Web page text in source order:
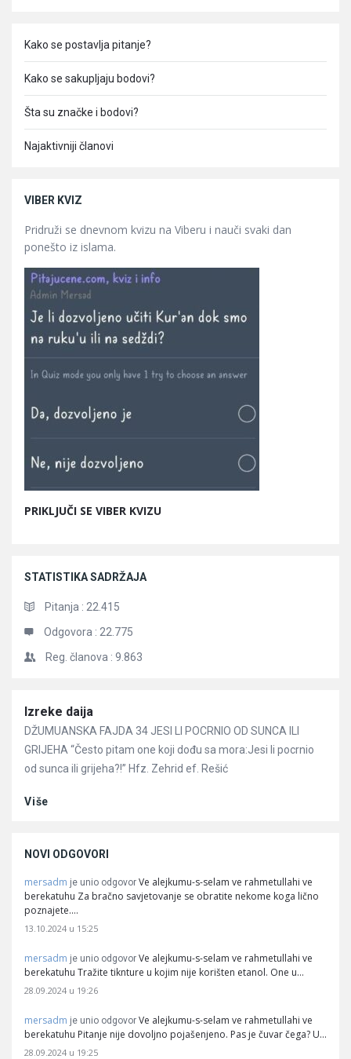
Kako se postavlja pitanje?
Kako se sakupljaju bodovi?
Šta su značke i bodovi?
Najaktivniji članovi
VIBER KVIZ
Pridruži se dnevnom kvizu na Viberu i nauči svaki dan
ponešto iz islama.
PRIKLJUČI SE VIBER KVIZU
STATISTIKA SADRŽAJA
Pitanja : 22.415
Odgovora : 22.775
Reg. članova : 9.863
Članci
Izreke daija
DŽUMUANSKA FAJDA 34 JESI LI POCRNIO OD SUNCA ILI
GRIJEHA “Često pitam one koji dođu sa mora:Jesi li pocrnio
od sunca ili grijeha?!” Hfz. Zehrid ef. Rešić
Više
NOVI ODGOVORI
mersadm je unio odgovor Ve alejkumu-s-selam ve rahmetullahi ve
berekatuhu Za bračno savjetovanje se obratite nekome koga lično
poznajete.…
13.10.2024 u 15:25
mersadm je unio odgovor Ve alejkumu-s-selam ve rahmetullahi ve
berekatuhu Tražite tiknture u kojim nije korišten etanol. One u…
28.09.2024 u 19:26
mersadm je unio odgovor Ve alejkumu-s-selam ve rahmetullahi ve
berekatuhu Pitanje nije dovoljno pojašenjeno. Pas je čuvar čega? U…
28.09.2024 u 19:25